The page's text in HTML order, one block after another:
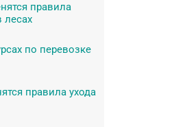
правила
лесах
по перевозке
правила ухода